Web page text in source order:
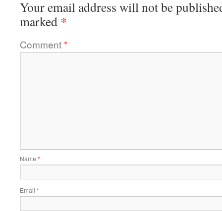
Your email address will not be
marked *
Comment*
Name *
Email *